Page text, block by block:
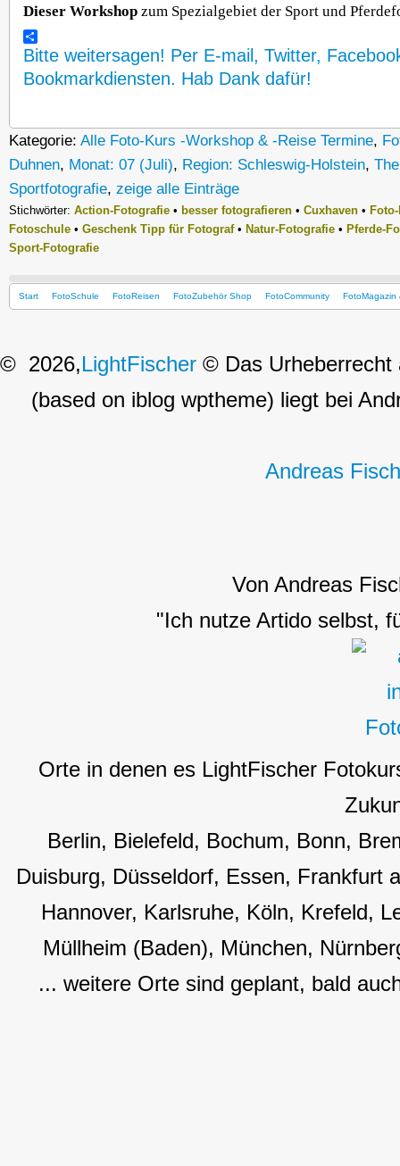
Dieser Workshop zum Spezialgebiet der Sport und
Bitte weitersagen! Per E-mail, Twitter,
Bookmarkdiensten. Hab Dank dafür!
Kategorie: Alle Foto-Kurs -Workshop & -Reise Termine,
Duhnen, Monat: 07 (Juli), Region: Schleswig-Holstein,
Sportfotografie, zeige alle Einträge
Stichwörter: Action-Fotografie • besser fotografieren • Cuxhaven •
Fotoschule • Geschenk Tipp für Fotograf• Natur-Fotografie • Pferde-
Sport-Fotografie
Start FotoSchule FotoReisen FotoZubehör Shop FotoCommunity FotoMagazin
© 2026,LightFischer © Das Urheberrecht
(based on iblog wptheme) liegt bei
Andreas
Von Andreas
"Ich nutze Artido selbst,
Orte in denen es LightFischer
Berlin, Bielefeld, Bochum, Bonn,
Duisburg, Düsseldorf, Essen, Frankfurt
Hannover, Karlsruhe, Köln, Krefeld,
Müllheim (Baden), München,
... weitere Orte sind geplant, bald